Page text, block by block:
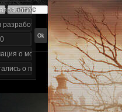
о моде за июнь 2020
о проделанной работе